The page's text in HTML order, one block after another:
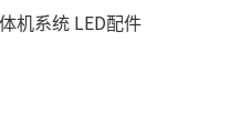
机系统 LED配件